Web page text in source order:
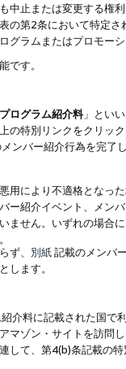
中止または変更する権
の第2条において特定
グラムまたはプロモー
です。
ログラム紹介料」とい
の特別リンクをクリッ
ンバー紹介行為を完了
用により不適格となっ
ー紹介イベント、メン
ません。いずれの場合
ず、 別紙記載のメンバ
します。
介料に記載された国で
マゾン・サイトを訪問
して、第4(b)条記載の